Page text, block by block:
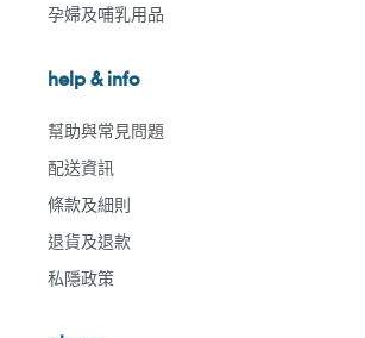
孕婦及哺乳用品
help & info
幫助與常見問題
配送資訊
條款及細則
退貨及退款
私隱政策